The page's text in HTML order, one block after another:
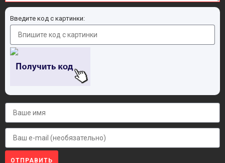
Введите код с картинки:
ОТПРАВИТЬ